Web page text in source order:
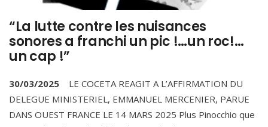
“La lutte contre les nuisances
sonores a franchi un pic !…un roc!…
un cap !”
30/03/2025
LE COCETA REAGIT A L’AFFIRMATION DU
DELEGUE MINISTERIEL, EMMANUEL MERCENIER, PARUE
DANS OUEST FRANCE LE 14 MARS 2025 Plus Pinocchio que